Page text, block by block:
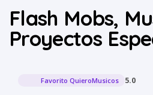
Flash Mobs,
Proyectos
Favorito QuieroMusicos 5.0